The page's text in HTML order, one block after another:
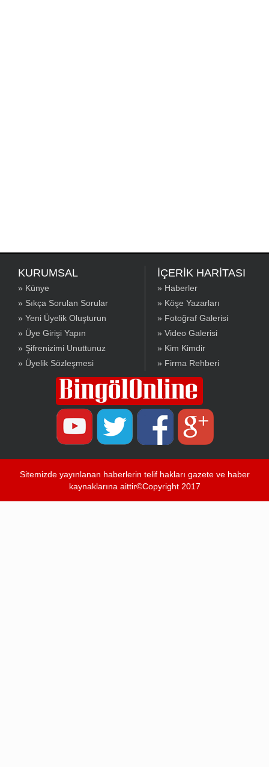
KURUMSAL
» Künye
» Sıkça Sorulan Sorular
» Yeni Üyelik Oluşturun
» Üye Girişi Yapın
» Şifrenizimi Unuttunuz
» Üyelik Sözleşmesi
İÇERİK HARİTASI
» Haberler
» Köşe Yazarları
» Fotoğraf Galerisi
» Video Galerisi
» Kim Kimdir
» Firma Rehberi
Sitemizde yayınlanan haberlerin telif hakları gazete ve haber
kaynaklarına aittir©Copyright 2017